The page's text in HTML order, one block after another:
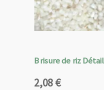
Brisure de riz Détail
2,08€